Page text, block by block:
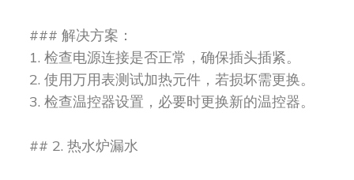
### 解决方案：
1. 检查电源连接是否正常，确保插头插紧。
2. 使用万用表测试加热元件，若损坏需更换。
3. 检查温控器设置，必要时更换新的温控器。
## 2. 热水炉漏水